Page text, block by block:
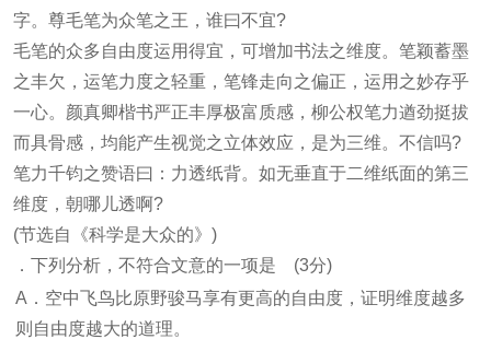
字。尊毛笔为众笔之王，谁曰不宜?
毛笔的众多自由度运用得宜，可增加书法之维度。笔颖蓄墨
之丰欠，运笔力度之轻重，笔锋走向之偏正，运用之妙存乎
一心。颜真卿楷书严正丰厚极富质感，柳公权笔力遒劲挺拔
而具骨感，均能产生视觉之立体效应，是为三维。不信吗?
笔力千钧之赞语曰：力透纸背。如无垂直于二维纸面的第三
维度，朝哪儿透啊?
(节选自《科学是大众的》)
．下列分析，不符合文意的一项是 (3分)
A．空中飞鸟比原野骏马享有更高的自由度，证明维度越多
则自由度越大的道理。